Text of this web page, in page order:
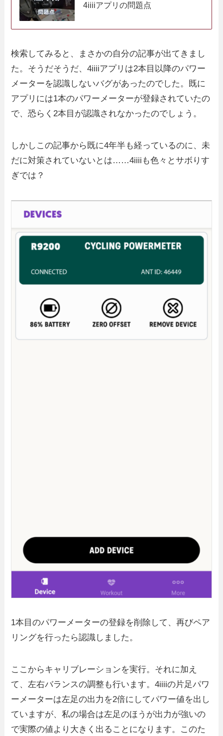
4iiiiアプリの問題点
検索してみると、まさかの自分の記事が出てきまし
た。そうだそうだ、4iiiiアプリは2本目以降のパワー
メーターを認識しないバグがあったのでした。既に
アプリには1本のパワーメーターが登録されていたの
で、恐らく2本目が認識されなかったのでしょう。
しかしこの記事から既に4年半も経っているのに、未
だに対策されていないとは……4iiiiも色々とサボりす
ぎでは？
1本目のパワーメーターの登録を削除して、再びペア
リングを行ったら認識しました。
ここからキャリブレーションを実行。それに加え
て、左右バランスの調整も行います。4iiiiの片足パワ
ーメーターは左足の出力を2倍にしてパワー値を出し
ていますが、私の場合は左足のほうが出力が強いの
で実際の値より大きく出ることになります。このた